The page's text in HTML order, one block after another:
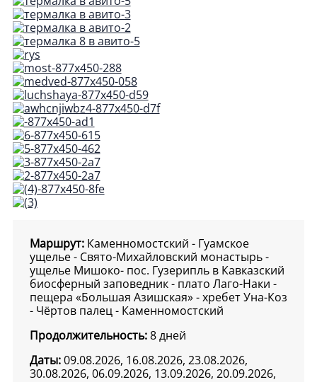
Маршрут: Каменномостский - Гуамское
ущелье - Свято-Михайловский монастырь -
ущелье Мишоко- пос. Гузерипль в Кавказский
биосферный заповедник - плато Лаго-Наки -
пещера «Большая Азишская» - хребет Уна-Коз
- Чёртов палец - Каменномостский
Продолжительность: 8 дней
Даты: 09.08.2026, 16.08.2026, 23.08.2026,
30.08.2026, 06.09.2026, 13.09.2026, 20.09.2026,